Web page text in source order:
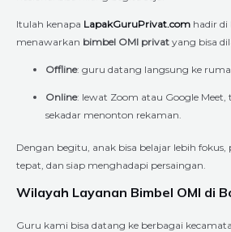
Itulah kenapa LapakGuruPrivat.com hadir di
menawarkan bimbel OMI privat yang bisa
Offline: guru datang langsung ke
Online: lewat Zoom atau Google
sekadar menonton rekaman.
Dengan begitu, anak bisa belajar lebih
tepat, dan siap menghadapi persaingan.
Wilayah Layanan Bimbel OMI di
Guru kami bisa datang ke berbagai